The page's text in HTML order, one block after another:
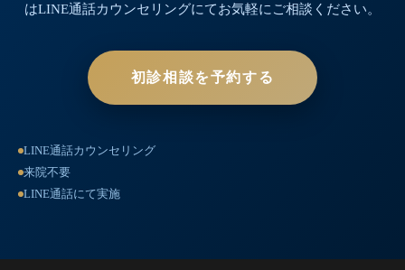
はLINE通話カウンセリングにてお気軽にご相談ください。
初診相談を予約する
LINE通話カウンセリング
来院不要
LINE通話にて実施